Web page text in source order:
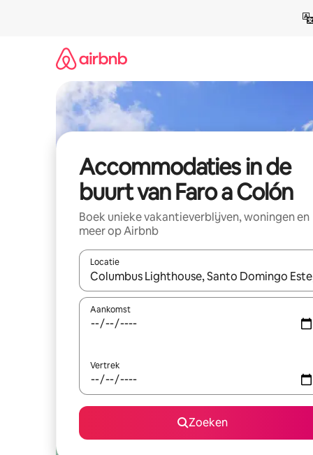
Accommodaties in de
buurt van Faro a Colón
Boek unieke vakantieverblijven, woningen en
meer op Airbnb
Locatie
Wanneer er resultaten beschikbaar zijn, maak
Aankomst
Vertrek
Zoeken